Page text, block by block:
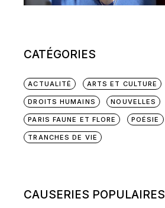
CATÉGORIES
ACTUALITÉ ARTS ET CULTURE
DROITS HUMAINS NOUVELLES
PARIS FAUNE ET FLORE POÉSIE
TRANCHES DE VIE
CAUSERIES POPULAIRES